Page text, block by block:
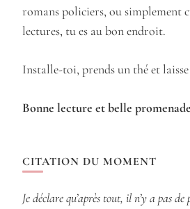
romans policiers, ou simplement
lectures, tu es au bon endroit.
Installe-toi, prends un thé et laisse
Bonne lecture et belle
CITATION DU MOMENT
Je déclare qu’après tout, il n’y a pas